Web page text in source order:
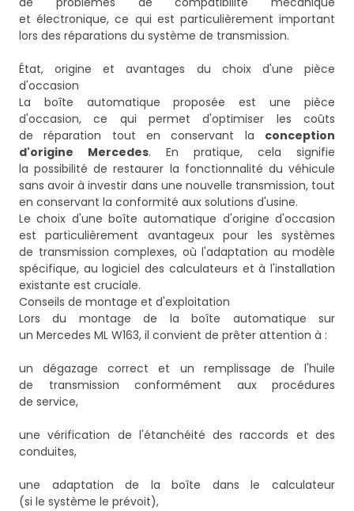
et électronique, ce qui est particulièrement important
lors des réparations du système de transmission.
État, origine et avantages du choix d'une pièce
d'occasion
La boîte automatique proposée est une pièce
d'occasion, ce qui permet d'optimiser les coûts
de réparation tout en conservant la conception
d'origine Mercedes. En pratique, cela signifie
la possibilité de restaurer la fonctionnalité du véhicule
sans avoir à investir dans une nouvelle transmission, tout
en conservant la conformité aux solutions d'usine.
Le choix d'une boîte automatique d'origine d'occasion
est particulièrement avantageux pour les systèmes
de transmission complexes, où l'adaptation au modèle
spécifique, au logiciel des calculateurs et à l'installation
existante est cruciale.
Conseils de montage et d'exploitation
Lors du montage de la boîte automatique sur
un Mercedes ML W163, il convient de prêter attention à :
un dégazage correct et un remplissage de l'huile
de transmission conformément aux procédures
de service,
une vérification de l'étanchéité des raccords et des
conduites,
une adaptation de la boîte dans le calculateur
(si le système le prévoit),